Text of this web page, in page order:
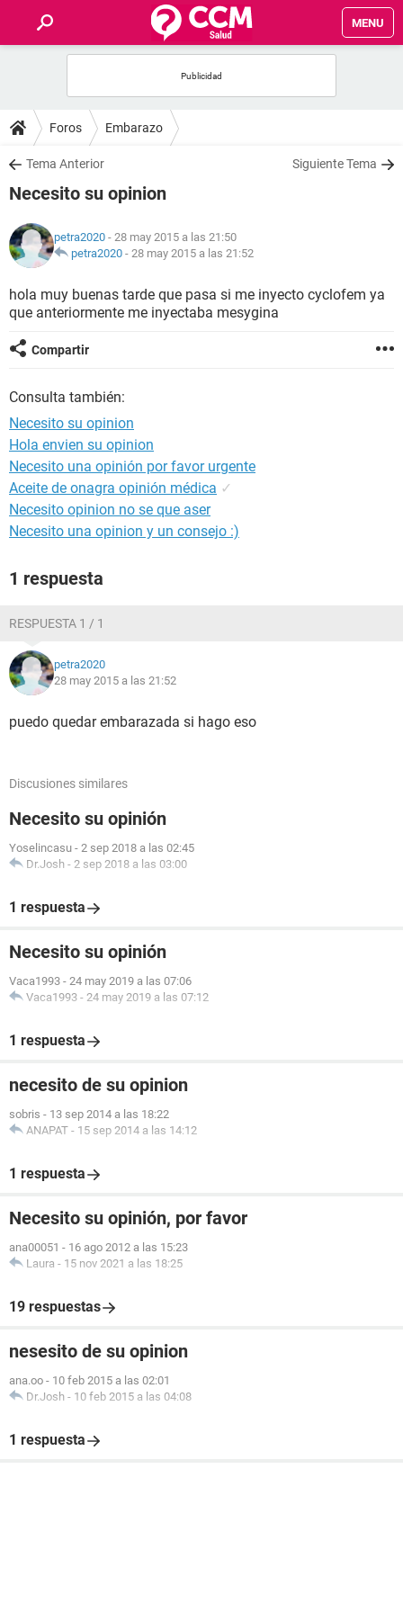
MENU
FOROS
SALUD
NUTRICIÓN
BIENESTAR
SEXUALIDAD
GLOSARIO
Foros Embarazo
Tema Anterior Siguiente Tema
Necesito su opinion
petra2020 - 28 may 2015 a las 21:50
petra2020 - 28 may 2015 a las 21:52
hola muy buenas tarde que pasa si me inyecto cyclofem ya
que anteriormente me inyectaba mesygina
Compartir
Consulta también:
Necesito su opinion
Hola envien su opinion
Necesito una opinión por favor urgente
Aceite de onagra opinión médica ✓
Necesito opinion no se que aser
Necesito una opinion y un consejo :)
1 respuesta
RESPUESTA 1 / 1
petra2020
28 may 2015 a las 21:52
puedo quedar embarazada si hago eso
Discusiones similares
Necesito su opinión
Yoselincasu - 2 sep 2018 a las 02:45
Dr.Josh - 2 sep 2018 a las 03:00
1 respuesta
Necesito su opinión
Vaca1993 - 24 may 2019 a las 07:06
Vaca1993 - 24 may 2019 a las 07:12
1 respuesta
necesito de su opinion
sobris - 13 sep 2014 a las 18:22
ANAPAT - 15 sep 2014 a las 14:12
1 respuesta
Necesito su opinión, por favor
ana00051 - 16 ago 2012 a las 15:23
Laura - 15 nov 2021 a las 18:25
19 respuestas
nesesito de su opinion
ana.oo - 10 feb 2015 a las 02:01
Dr.Josh - 10 feb 2015 a las 04:08
1 respuesta